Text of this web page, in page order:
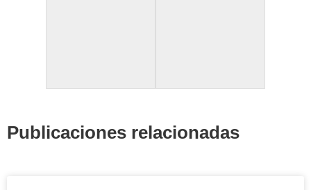
Publicaciones relacionadas